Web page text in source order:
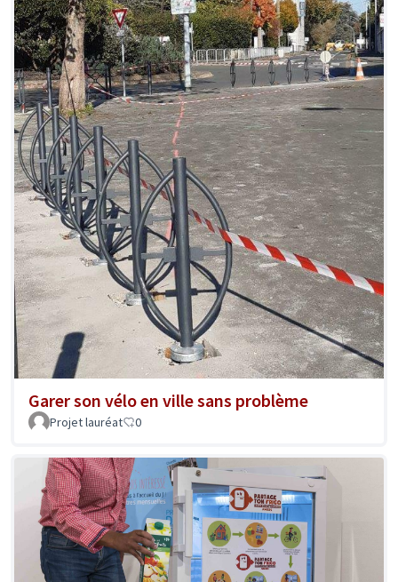
Garer son vélo en ville sans problème
Projet lauréat 0